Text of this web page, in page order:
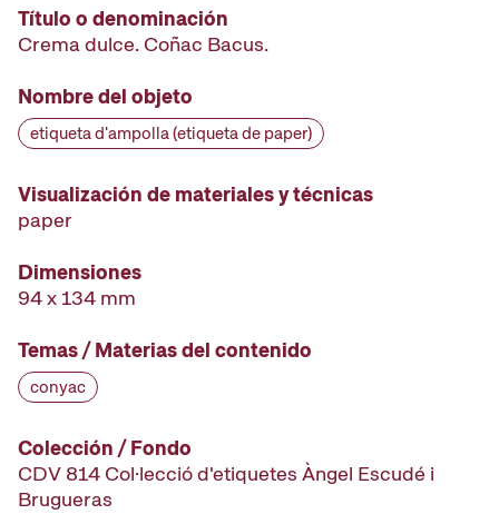
Título o denominación
Crema dulce. Coñac Bacus.
Nombre del objeto
etiqueta d'ampolla (etiqueta de paper)
Visualización de materiales y técnicas
paper
Dimensiones
94 x 134 mm
Temas / Materias del contenido
conyac
Colección / Fondo
CDV 814 Col·lecció d'etiquetes Àngel Escudé i
Brugueras